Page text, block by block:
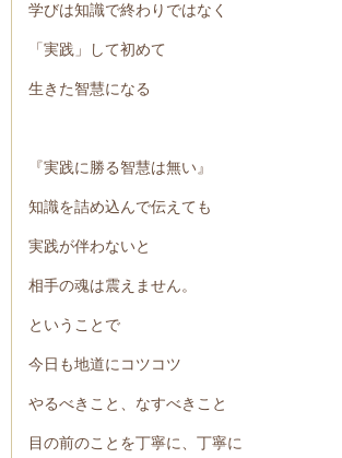
学びは知識で終わりではなく
「実践」して初めて
生きた智慧になる
『実践に勝る智慧は無い』
知識を詰め込んで伝えても
実践が伴わないと
相手の魂は震えません。
ということで
今日も地道にコツコツ
やるべきこと、なすべきこと
目の前のことを丁寧に、丁寧に